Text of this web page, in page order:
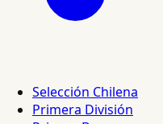
Selección Chilena
Primera División